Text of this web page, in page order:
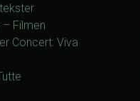
Filmen
Concert: Viva